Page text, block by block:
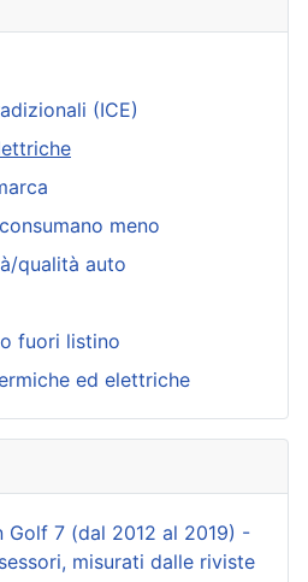
(ICE)
meno
qualità auto
fuori listino
ed elettriche
Golf 7 (dal 2012 al 2019) -
misurati dalle riviste